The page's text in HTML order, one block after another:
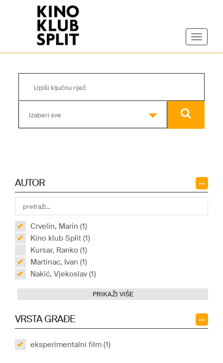
Izaberi sve
AUTOR
Crvelin, Marin (1)
Kino klub Split (1)
Kursar, Ranko (1)
Martinac, Ivan (1)
Nakić, Vjekoslav (1)
PRIKAŽI VIŠE
VRSTA GRAĐE
eksperimentalni film (1)